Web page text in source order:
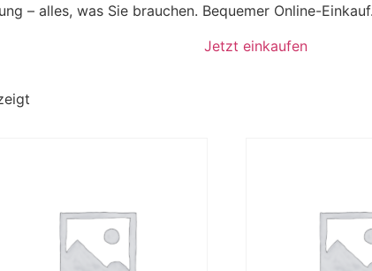
– alles, was Sie brauchen. Bequemer Online-
Jetzt einkaufen